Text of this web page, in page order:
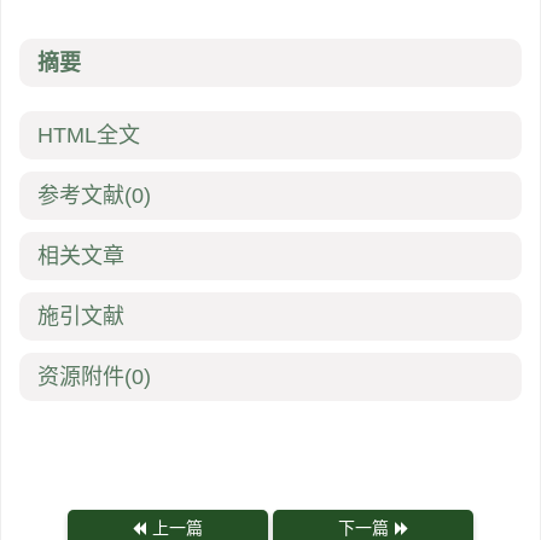
摘要
HTML全文
参考文献(0)
相关文章
施引文献
资源附件(0)
上一篇 下一篇